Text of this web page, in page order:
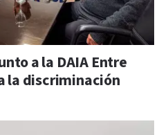
a la DAIA Entre
la discriminación